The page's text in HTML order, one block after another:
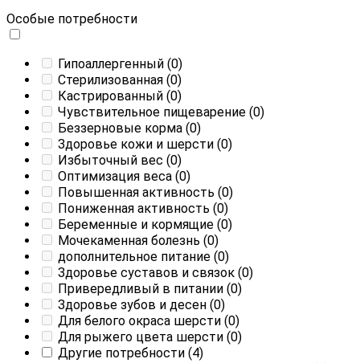
Особые потребности
Гипоаллергенный (0)
Стерилизованная (0)
Кастрированный (0)
Чувствительное пищеварение (0)
Беззерновые корма (0)
Здоровье кожи и шерсти (0)
Избыточный вес (0)
Оптимизация веса (0)
Повышенная активность (0)
Пониженная активность (0)
Беременные и кормящие (0)
Мочекаменная болезнь (0)
дополнительное питание (0)
Здоровье суставов и связок (0)
Привередливый в питании (0)
Здоровье зубов и десен (0)
Для белого окраса шерсти (0)
Для рыжего цвета шерсти (0)
Другие потребности (4)